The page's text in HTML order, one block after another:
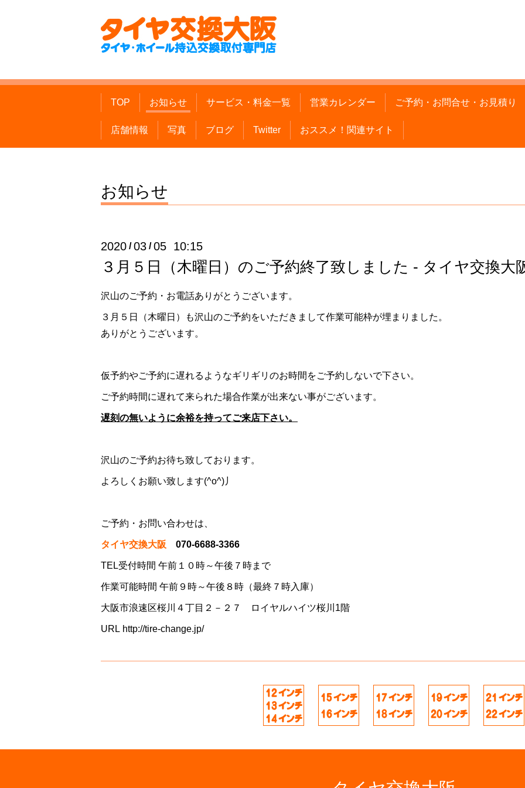
TOP お知らせ サービス・料金一覧 営業カレンダー ご予約・お問合せ・お見積り
店舗情報 写真 ブログ Twitter おススメ！関連サイト
お知らせ
2020 /03 /05 10:15
３月５日（木曜日）のご予約終了致しました - タイヤ交換大
沢山のご予約・お電話ありがとうございます。
３月５日（木曜日）も沢山のご予約をいただきまして作業可能枠が埋まりました。
ありがとうございます。
仮予約やご予約に遅れるようなギリギリのお時間をご予約しないで下さい。
ご予約時間に遅れて来られた場合作業が出来ない事がございます。
遅刻の無いように余裕を持ってご来店下さい。
沢山のご予約お待ち致しております。
よろしくお願い致します(^o^)丿
ご予約・お問い合わせは、
タイヤ交換大阪 070-6688-3366
TEL受付時間 午前１０時～午後７時まで
作業可能時間 午前９時～午後８時（最終７時入庫）
大阪市浪速区桜川４丁目２－２７ ロイヤルハイツ桜川1階
URL http://tire-change.jp/